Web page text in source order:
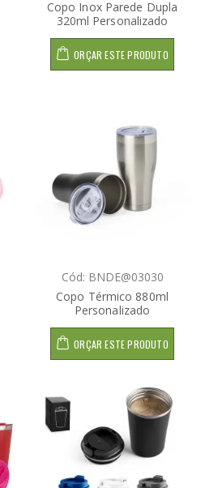
Copo Inox Parede Dupla
320ml Personalizado
ORÇAR ESTE PRODUTO
Cód: BNDE@03030
Copo Térmico 880ml
Personalizado
ORÇAR ESTE PRODUTO